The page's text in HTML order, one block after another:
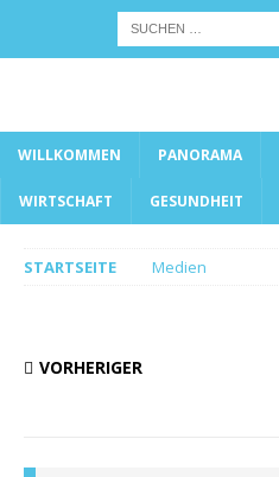
WILLKOMMEN PANORAMA
WIRTSCHAFT GESUNDHEIT
STARTSEITE Medien
VORHERIGER